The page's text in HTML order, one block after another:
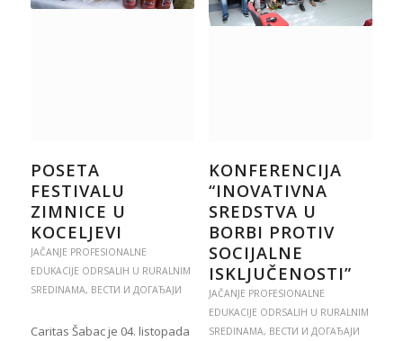
POSETA
FESTIVALU
ZIMNICE U
KOCELJEVI
JAČANJE PROFESIONALNE
EDUKACIJE ODRSALIH U RURALNIM
SREDINAMA, ВЕСТИ И ДОГАЂАЈИ
Caritas Šabac je 04. listopada
KONFERENCIJA
“INOVATIVNA
SREDSTVA U
BORBI PROTIV
SOCIJALNE
ISKLJUČENOSTI”
JAČANJE PROFESIONALNE
EDUKACIJE ODRSALIH U RURALNIM
SREDINAMA, ВЕСТИ И ДОГАЂАЈИ